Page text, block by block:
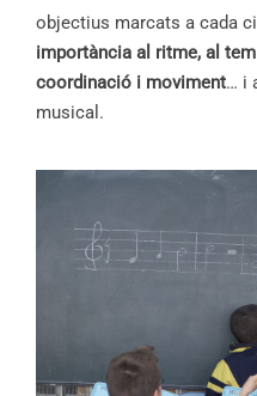
objectius marcats a cada
importància al ritme, al
coordinació i moviment… i
musical.